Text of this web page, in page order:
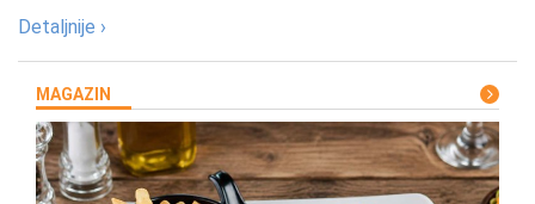
Detaljnije ›
MAGAZIN